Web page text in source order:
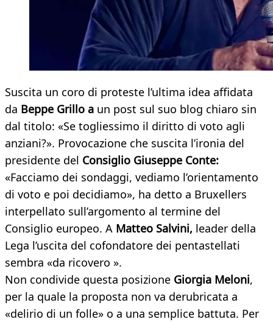
Suscita un coro di proteste l’ultima idea affidata
da Beppe Grillo a un post sul suo blog chiaro sin
dal titolo: «Se togliessimo il diritto di voto agli
anziani?». Provocazione che suscita l’ironia del
presidente del Consiglio Giuseppe Conte:
«Facciamo dei sondaggi, vediamo l’orientamento
di voto e poi decidiamo», ha detto a Bruxellers
interpellato sull’argomento al termine del
Consiglio europeo. A Matteo Salvini, leader della
Lega l’uscita del cofondatore dei pentastellati
sembra «da ricovero ».
Non condivide questa posizione Giorgia Meloni,
per la quale la proposta non va derubricata a
«delirio di un folle» o a una semplice battuta. Per